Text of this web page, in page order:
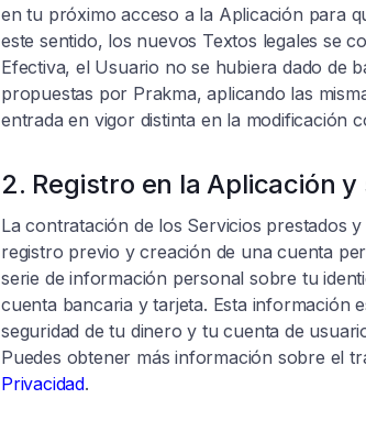
en tu próximo acceso a la Aplicación para
este sentido, los nuevos Textos legales se
Efectiva, el Usuario no se hubiera dado de
propuestas por Prakma, aplicando las
entrada en vigor distinta en la modificación
2. Registro en la Aplicación
La contratación de los Servicios prestados
registro previo y creación de una cuenta
serie de información personal sobre tu
cuenta bancaria y tarjeta. Esta información
seguridad de tu dinero y tu cuenta de
Puedes obtener más información sobre el
Privacidad.